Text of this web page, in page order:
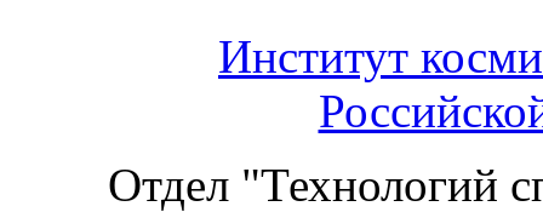
Институт
Отдел "Технологий